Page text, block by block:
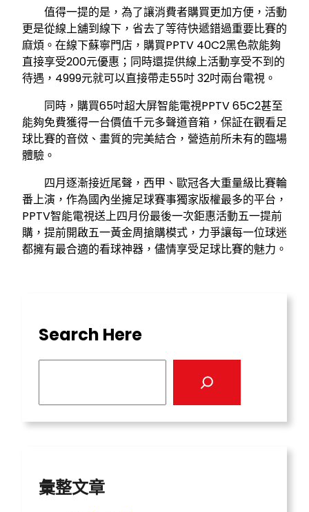
值得一提的是，為了讓消費者購買更加方便，活動
更是從線上舖到線下，省去了等待快遞錯過重要比賽的
麻煩。在線下蘇寧門店，購買PPTV 40C2黑色款能夠
直接享受200元優惠；同時還提供線上活動享受不到的
待遇，4999元就可以直接帶走55吋 32吋兩台電視。
同時，購買65吋超大屏智能電視PPTV 65C2甚至
能夠免費獲得一台價值千元多聲道音箱，保証在觀看足
球比賽的音傚、畫質的完美結合，營造前所未有的臨場
體驗。
四月逐漸接近尾聲，西甲、歐冠各大重量級比賽輪
番上演，作為國內坐擁足球賽事獨家版權最多的平台，
PPTV智能電視送上四月份最後一次鉅惠活動五一提前
購，提前開啟五一黃金周搶購模式，力爭讓每一位球迷
都擁有最合適的看球神器，儘情享受足球比賽的魅力。
Search Here
彙整文章